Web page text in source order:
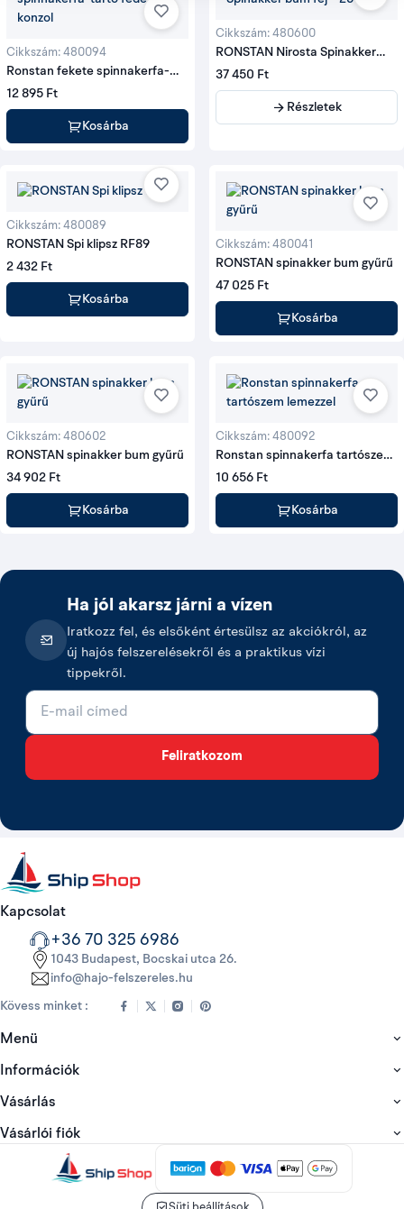
Cikkszám: 480094
Ronstan fekete spinnakerfa-
tartó fedélzeti konzol
12 895 Ft
Kosárba
Cikkszám: 480600
RONSTAN Nirosta Spinakker
bum fej
37 450 Ft
Részletek
Cikkszám: 480089
RONSTAN Spi klipsz RF89
2 432 Ft
Kosárba
Cikkszám: 480041
RONSTAN spinakker bum gyűrű
47 025 Ft
Kosárba
Cikkszám: 480602
RONSTAN spinakker bum gyűrű
34 902 Ft
Kosárba
Cikkszám: 480092
Ronstan spinnakerfa tartószem
lemezzel
10 656 Ft
Kosárba
Ha jól akarsz járni a vízen
Iratkozz fel, és elsőként értesülsz az akciókról, az
új hajós felszerelésekről és a praktikus vízi
tippekről.
E-mail cím
Feliratkozom
Kapcsolat
+36 70 325 6986
1043 Budapest, Bocskai utca 26.
info@hajo-felszereles.hu
Kövess minket :
Menü
Információk
Vásárlás
Vásárlói fiók